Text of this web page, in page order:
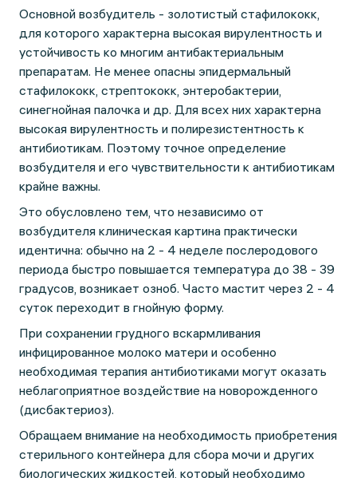
Основной возбудитель - золотистый стафилококк,
для которого характерна высокая вирулентность и
устойчивость ко многим антибактериальным
препаратам. Не менее опасны эпидермальный
стафилококк, стрептококк, энтеробактерии,
синегнойная палочка и др. Для всех них характерна
высокая вирулентность и полирезистентность к
антибиотикам. Поэтому точное определение
возбудителя и его чувствительности к антибиотикам
крайне важны.
Это обусловлено тем, что независимо от
возбудителя клиническая картина практически
идентична: обычно на 2 - 4 неделе послеродового
периода быстро повышается температура до 38 - 39
градусов, возникает озноб. Часто мастит через 2 - 4
суток переходит в гнойную форму.
При сохранении грудного вскармливания
инфицированное молоко матери и особенно
необходимая терапия антибиотиками могут оказать
неблагоприятное воздействие на новорожденного
(дисбактериоз).
Обращаем внимание на необходимость приобретения
стерильного контейнера для сбора мочи и других
биологических жидкостей, который необходимо